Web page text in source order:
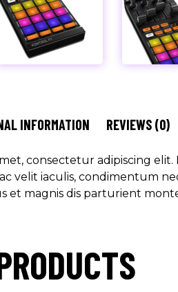
INFORMATION REVIEWS (0)
consectetur adipiscing
velit iaculis, condimentum
et magnis dis parturient